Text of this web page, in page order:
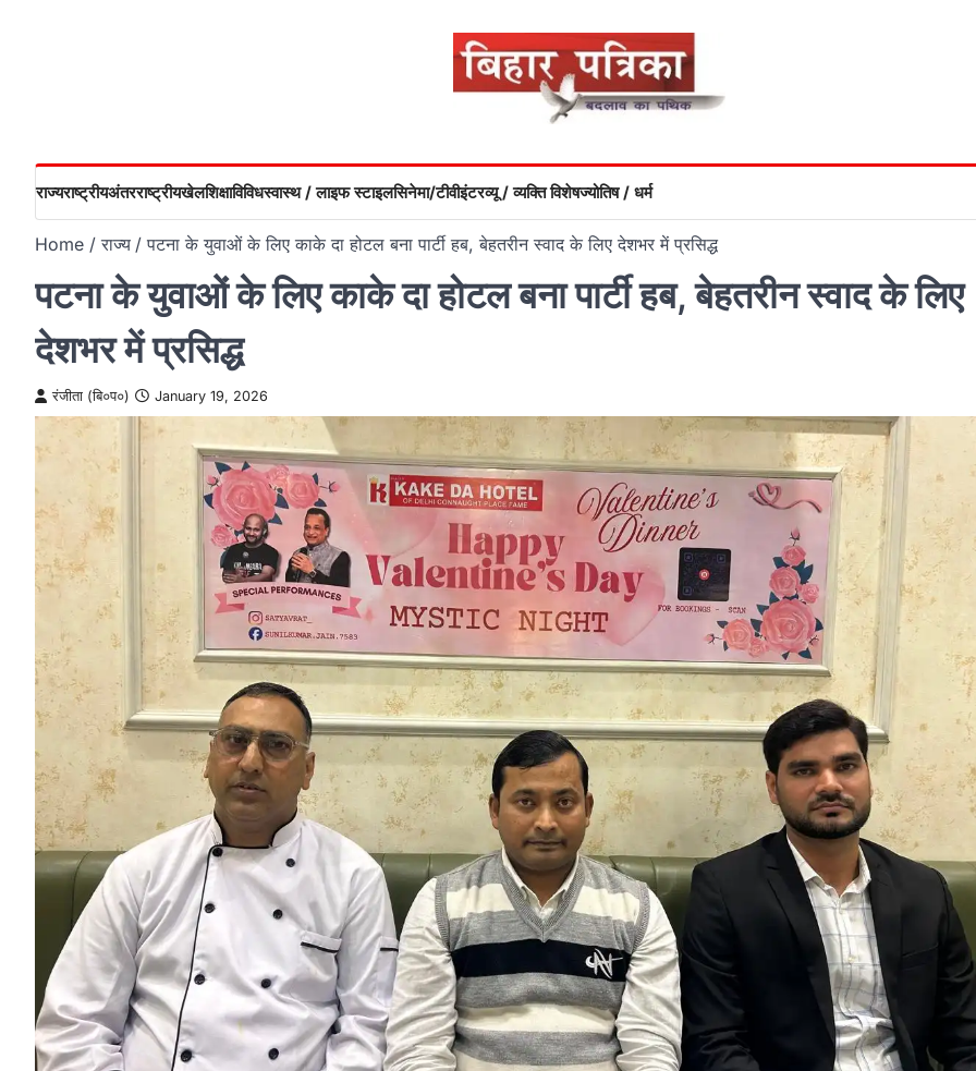
राज्यराष्ट्रीयअंतरराष्ट्रीयखेलशिक्षाविविधस्वास्थ / लाइफ स्टाइलसिनेमा/टीवीइंटरव्यू / व्यक्ति विशेषज्योतिष / धर्म
Home राज्य पटना के युवाओं के लिए काके दा होटल बना पार्टी हब, बेहतरीन स्वाद के लिए देशभर में प्रसिद्ध
पटना के युवाओं के लिए काके दा होटल बना पार्टी हब, बेहतरीन स्वाद के लिए
देशभर में प्रसिद्ध
रंजीता (बि०प०) January 19, 2026